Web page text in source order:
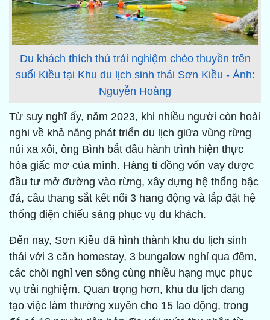
Du khách thích thú trải nghiệm chèo thuyền trên
suối Kiều tại Khu du lịch sinh thái Sơn Kiều - Ảnh:
Nguyễn Hoàng
Từ suy nghĩ ấy, năm 2023, khi nhiều người còn hoài
nghi về khả năng phát triển du lịch giữa vùng rừng
núi xa xôi, ông Bình bắt đầu hành trình hiện thực
hóa giấc mơ của mình. Hàng tỉ đồng vốn vay được
đầu tư mở đường vào rừng, xây dựng hệ thống bậc
đá, cầu thang sắt kết nối 3 hang động và lắp đặt hệ
thống điện chiếu sáng phục vụ du khách.
Đến nay, Sơn Kiều đã hình thành khu du lịch sinh
thái với 3 căn homestay, 3 bungalow nghỉ qua đêm,
các chòi nghỉ ven sông cùng nhiều hạng mục phục
vụ trải nghiệm. Quan trọng hơn, khu du lịch đang
tạo việc làm thường xuyên cho 15 lao động, trong